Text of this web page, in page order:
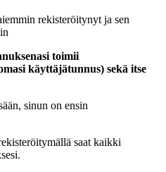
rekisteröitynyt ja sen
toimii
käyttäjätunnus) sekä itse
sinun on ensin
saat kaikki